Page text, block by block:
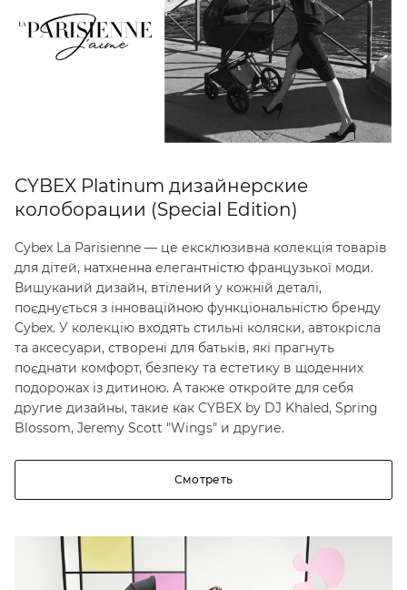
CYBEX Platinum дизайнерские
колоборации (Special Edition)
Cybex La Parisienne — це ексклюзивна колекція товарів
для дітей, натхненна елегантністю французької моди.
Вишуканий дизайн, втілений у кожній деталі,
поєднується з інноваційною функціональністю бренду
Cybex. У колекцію входять стильні коляски, автокрісла
та аксесуари, створені для батьків, які прагнуть
поєднати комфорт, безпеку та естетику в щоденних
подорожах із дитиною. А также откройте для себя
другие дизайны, такие как CYBEX by DJ Khaled, Spring
Blossom, Jeremy Scott "Wings" и другие.
Смотреть